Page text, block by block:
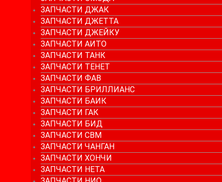
ЗАПЧАСТИ ДЖАК
ЗАПЧАСТИ ДЖЕТТА
ЗАПЧАСТИ ДЖЕЙКУ
ЗАПЧАСТИ АИТО
ЗАПЧАСТИ ТАНК
ЗАПЧАСТИ ТЕНЕТ
ЗАПЧАСТИ ФАВ
ЗАПЧАСТИ БРИЛЛИАНС
ЗАПЧАСТИ БАИК
ЗАПЧАСТИ ГАК
ЗАПЧАСТИ БИД
ЗАПЧАСТИ СВМ
ЗАПЧАСТИ ЧАНГАН
ЗАПЧАСТИ ХОНЧИ
ЗАПЧАСТИ НЕТА